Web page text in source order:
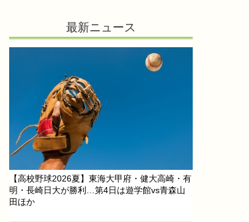
最新ニュース
【高校野球2026夏】東海大甲府・健大高崎・有
明・長崎日大が勝利…第4日は遊学館vs青森山
田ほか